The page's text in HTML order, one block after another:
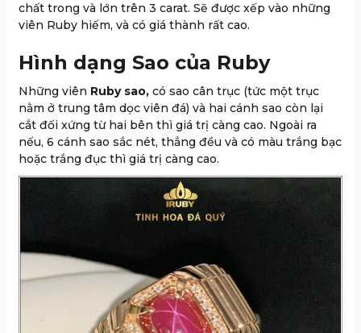
chất trong và lớn trên 3 carat. Sẽ được xếp vào những
viên Ruby hiếm, và có giá thành rất cao.
Hình dạng Sao của Ruby
Những viên Ruby sao, có sao cân trục (tức một trục
nằm ở trung tâm dọc viên đá) và hai cánh sao còn lại
cắt đối xứng từ hai bên thì giá trị càng cao. Ngoài ra
nếu, 6 cánh sao sắc nét, thẳng đều và có màu trắng bạc
hoặc trắng đục thì giá trị càng cao.